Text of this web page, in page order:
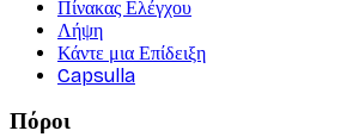
Πίνακας Ελέγχου
Λήψη
Κάντε μια Επίδειξη
Capsulla
Πόροι